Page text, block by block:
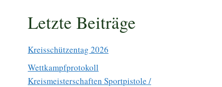
Letzte Beiträge
Kreisschützentag 2026
Wettkampfprotokoll
Kreismeisterschaften Sportpistole /